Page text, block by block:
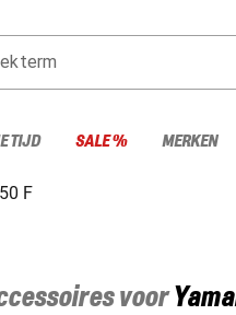
TIJD SALE % MERKEN
F
voor